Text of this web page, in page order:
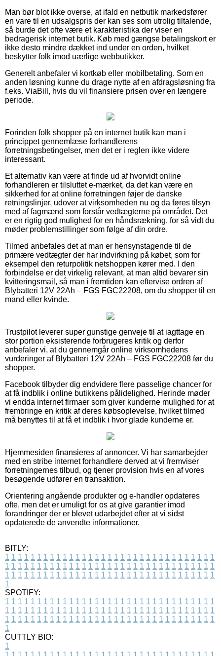
Man bør blot ikke overse, at ifald en netbutik markedsfører
en vare til en udsalgspris der kan ses som utrolig tiltalende,
så burde det ofte være et karakteristika der viser en
bedragerisk internet butik. Køb med gængse betalingskort er
ikke desto mindre dækket ind under en orden, hvilket
beskytter folk imod uærlige webbutikker.
Generelt anbefaler vi kortkøb eller mobilbetaling. Som en
anden løsning kunne du drage nytte af en afdragsløsning fra
f.eks. ViaBill, hvis du vil finansiere prisen over en længere
periode.
Forinden folk shopper på en internet butik kan man i
princippet gennemlæse forhandlerens
forretningsbetingelser, men det er i reglen ikke videre
interessant.
Et alternativ kan være at finde ud af hvorvidt online
forhandleren er tilsluttet e-mærket, da det kan være en
sikkerhed for at online forretningen føjer de danske
retningslinjer, udover at virksomheden nu og da føres tilsyn
med af fagmænd som forstår vedtægterne på området. Det
er en rigtig god mulighed for en håndsrækning, for så vidt du
møder problemstillinger som følge af din ordre.
Tilmed anbefales det at man er hensynstagende til de
primære vedtægter der har indvirkning på købet, som for
eksempel den returpolitik netshoppen kører med. I den
forbindelse er det virkelig relevant, at man altid bevarer sin
kvitteringsmail, så man i fremtiden kan eftervise ordren af
Blybatteri 12V 22Ah – FGS FGC22208, om du shopper til en
mand eller kvinde.
Trustpilot leverer super gunstige genveje til at iagttage en
stor portion eksisterende forbrugeres kritik og derfor
anbefaler vi, at du gennemgår online virksomhedens
vurderinger af Blybatteri 12V 22Ah – FGS FGC22208 før du
shopper.
Facebook tilbyder dig endvidere flere passelige chancer for
at få indblik i online butikkens pålidelighed. Herinde møder
vi endda internet firmaer som giver kunderne mulighed for at
frembringe en kritik af deres købsoplevelse, hvilket tilmed
må benyttes til at få et indblik i hvor glade kunderne er.
Hjemmesiden finansieres af annoncer. Vi har samarbejder
med en stribe internet forhandlere derved at vi fremviser
forretningernes tilbud, og tjener provision hvis en af vores
besøgende udfører en transaktion.
Orientering angående produkter og e-handler opdateres
ofte, men det er umuligt for os at give garantier imod
forandringer der er blevet udarbejdet efter at vi sidst
opdaterede de anvendte informationer.
BITLY:
1 1 1 1 1 1 1 1 1 1 1 1 1 1 1 1 1 1 1 1 1 1 1 1 1 1 1 1 1 1 1 1 1
1 1 1 1 1 1 1 1 1 1 1 1 1 1 1 1 1 1 1 1 1 1 1 1 1 1 1 1 1 1 1 1 1
1 1 1 1 1 1 1 1 1 1 1 1 1 1 1 1 1 1 1 1 1 1 1 1 1 1 1 1 1 1 1 1 1
1
SPOTIFY:
1 1 1 1 1 1 1 1 1 1 1 1 1 1 1 1 1 1 1 1 1 1 1 1 1 1 1 1 1 1 1 1 1
1 1 1 1 1 1 1 1 1 1 1 1 1 1 1 1 1 1 1 1 1 1 1 1 1 1 1 1 1 1 1 1 1
1 1 1 1 1 1 1 1 1 1 1 1 1 1 1 1 1 1 1 1 1 1 1 1 1 1 1 1 1 1 1 1 1
1
CUTTLY BIO:
1